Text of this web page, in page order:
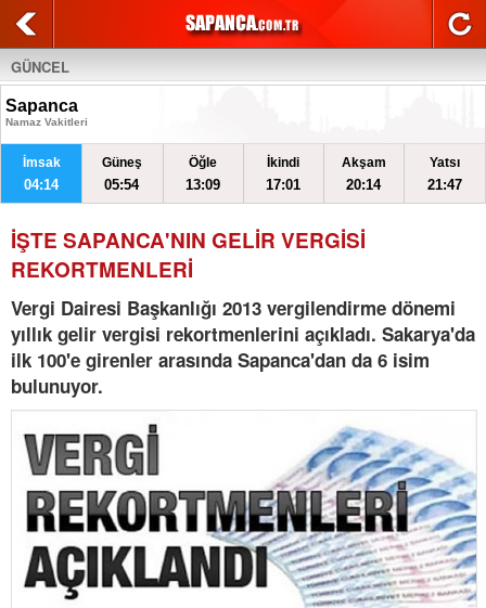
GÜNCEL
Sapanca
Namaz Vakitleri
İmsak
04:14
Güneş
05:54
Öğle
13:09
İkindi
17:01
Akşam
20:14
Yatsı
21:47
İŞTE SAPANCA'NIN GELİR VERGİSİ
REKORTMENLERİ
Vergi Dairesi Başkanlığı 2013 vergilendirme dönemi
yıllık gelir vergisi rekortmenlerini açıkladı. Sakarya'da
ilk 100'e girenler arasında Sapanca'dan da 6 isim
bulunuyor.